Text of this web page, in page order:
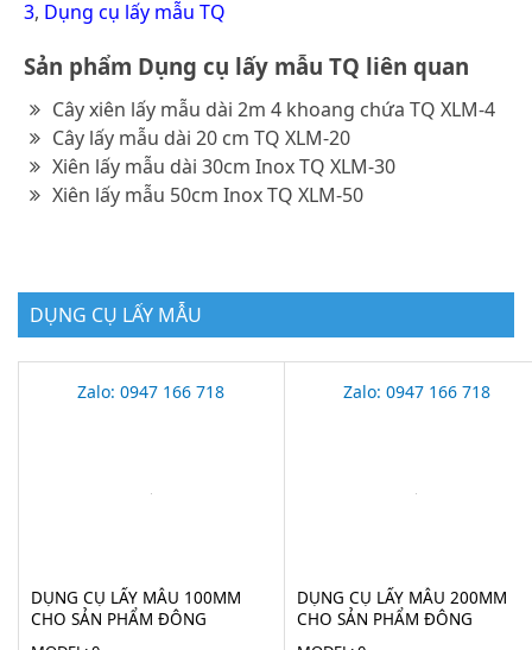
3, Dụng cụ lấy mẫu TQ
Sản phẩm Dụng cụ lấy mẫu TQ liên quan
Cây xiên lấy mẫu dài 2m 4 khoang chứa TQ XLM-4
Cây lấy mẫu dài 20 cm TQ XLM-20
Xiên lấy mẫu dài 30cm Inox TQ XLM-30
Xiên lấy mẫu 50cm Inox TQ XLM-50
DỤNG CỤ LẤY MẪU
Zalo: 0947 166 718
DỤNG CỤ LẤY MẪU 100MM
CHO SẢN PHẨM ĐÔNG
Zalo: 0947 166 718
DỤNG CỤ LẤY MẪU 200MM
CHO SẢN PHẨM ĐÔNG